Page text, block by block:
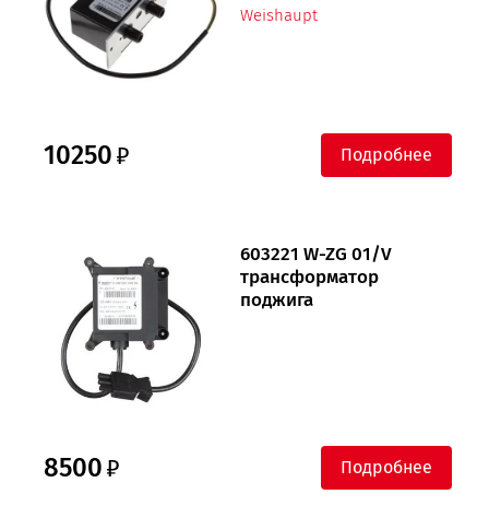
Weishaupt
10250 Подробнее
603221 W-ZG 01/V
трансформатор
поджига
8500 Подробнее